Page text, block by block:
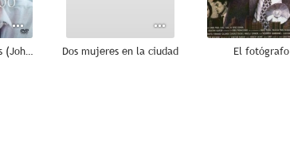
Johnny cien pesos (Johnny 100 pesos) Dos mujeres en la ciudad El fotógrafo